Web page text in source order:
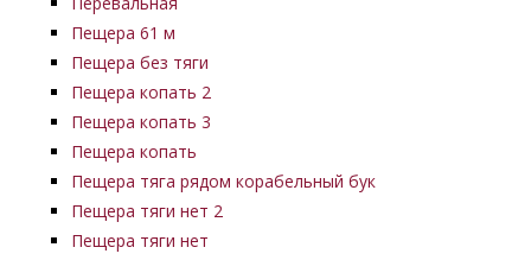
Пещера 61 м
Пещера без тяги
Пещера копать 2
Пещера копать 3
Пещера копать
Пещера тяга рядом корабельный бук
Пещера тяги нет 2
Пещера тяги нет